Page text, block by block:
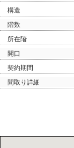
構造
階数
所在階
開口
契約期間
間取り詳細